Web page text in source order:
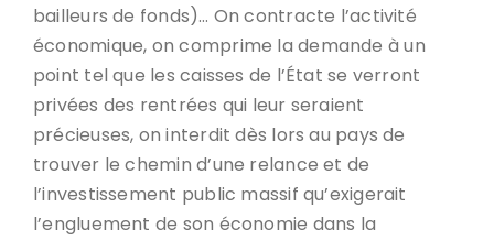
bailleurs de fonds)… On contracte l’activité
économique, on comprime la demande à un
point tel que les caisses de l’État se verront
privées des rentrées qui leur seraient
précieuses, on interdit dès lors au pays de
trouver le chemin d’une relance et de
l’investissement public massif qu’exigerait
l’engluement de son économie dans la